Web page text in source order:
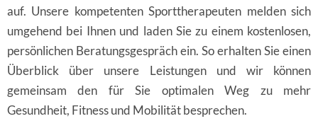
auf. Unsere kompetenten Sporttherapeuten melden sich
umgehend bei Ihnen und laden Sie zu einem kostenlosen,
persönlichen Beratungsgespräch ein. So erhalten Sie einen
Überblick über unsere Leistungen und wir können
gemeinsam den für Sie optimalen Weg zu mehr
Gesundheit, Fitness und Mobilität besprechen.